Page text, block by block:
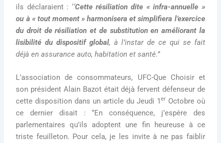
ils déclaraient : ‘‘Cette résiliation dite « infra-annuelle »
ou à « tout moment » harmonisera et simplifiera l’exercice
du droit de résiliation et de substitution en améliorant la
lisibilité du dispositif global, à l’instar de ce qui se fait
déjà en assurance auto, habitation et santé.’’
L’association de consommateurs, UFC-Que Choisir et
son président Alain Bazot était déjà fervent défenseur de
cette disposition dans un article du Jeudi 1erOctobre où
ce dernier disait : ‘’En conséquence, j’espère des
parlementaires qu’ils adoptent une fin heureuse à ce
triste feuilleton. Pour cela, je les invite à ne pas faiblir